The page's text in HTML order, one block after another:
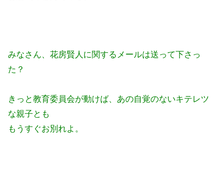
みなさん、花房賢人に関するメールは送って下さっ
た？
きっと教育委員会が動けば、あの自覚のないキテレツ
な親子とも
もうすぐお別れよ。